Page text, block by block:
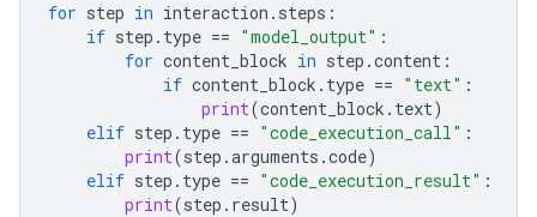
for step in interaction . steps :
if step . type == "model_output" :
for content_block in step .content :
if content_block . type == "text" :
print(content_block . text)
elif step . type == "code_execution_call" :
print(step .arguments .code)
elif step . type == "code_execution_result" :
print(step . result)